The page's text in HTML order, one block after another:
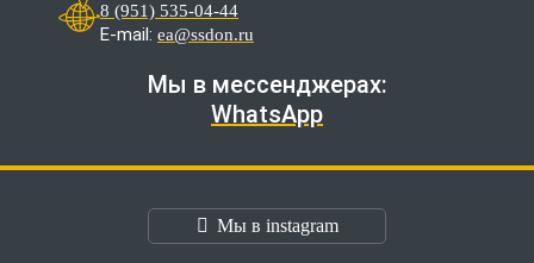
8 (951) 535-04-44
E-mail: ea@ssdon.ru
Мы в мессенджерах:
WhatsApp
Мы в instagram